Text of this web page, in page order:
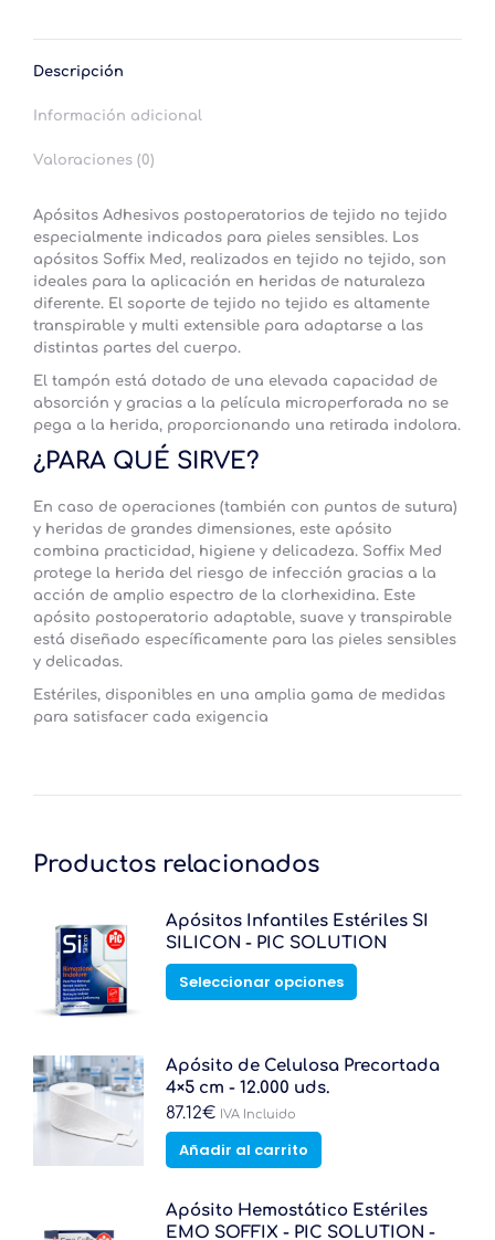
Descripción
Información adicional
Valoraciones (0)
Apósitos Adhesivos postoperatorios de tejido no tejido
especialmente indicados para pieles sensibles. Los
apósitos Soffix Med, realizados en tejido no tejido, son
ideales para la aplicación en heridas de naturaleza
diferente. El soporte de tejido no tejido es altamente
transpirable y multi extensible para adaptarse a las
distintas partes del cuerpo.
El tampón está dotado de una elevada capacidad de
absorción y gracias a la película microperforada no se
pega a la herida, proporcionando una retirada indolora.
¿PARA QUÉ SIRVE?
En caso de operaciones (también con puntos de sutura)
y heridas de grandes dimensiones, este apósito
combina practicidad, higiene y delicadeza. Soffix Med
protege la herida del riesgo de infección gracias a la
acción de amplio espectro de la clorhexidina. Este
apósito postoperatorio adaptable, suave y transpirable
está diseñado específicamente para las pieles sensibles
y delicadas.
Estériles, disponibles en una amplia gama de medidas
para satisfacer cada exigencia
Productos relacionados
Apósitos Infantiles Estériles SI
SILICON - PIC SOLUTION
Seleccionar opciones
producto
variantes.
la
Apósito de Celulosa Precortada
4×5 cm - 12.000 uds.
87.12€ IVA Incluido
Añadir al carrito
Apósito Hemostático Estériles
EMO SOFFIX - PIC SOLUTION -